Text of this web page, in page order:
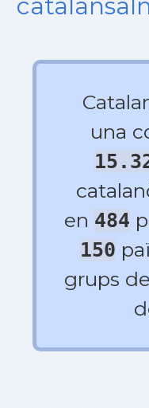
una
en 484
150
grups